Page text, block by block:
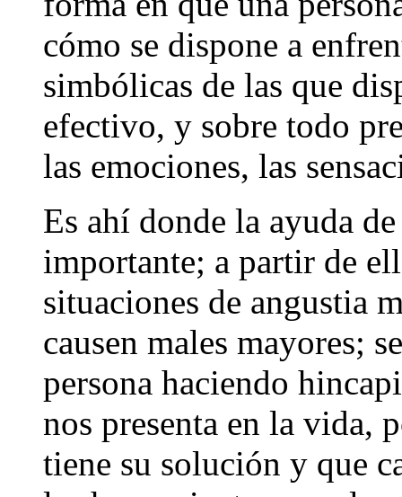
cómo se dispone a
simbólicas de las que
efectivo, y sobre todo
las emociones, las
Es ahí donde la ayuda
importante; a partir de
situaciones de angustia
causen males mayores;
persona haciendo
nos presenta en la vida,
tiene su solución y que